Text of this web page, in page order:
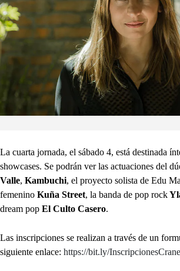
La cuarta jornada, el sábado 4, está destinada
showcases. Se podrán ver las actuaciones del
Valle, Kambuchi, el proyecto solista de Edu
femenino Kuña Street, la banda de pop rock
dream pop El Culto Casero.
Las inscripciones se realizan a través de un
siguiente enlace: https://bit.ly/